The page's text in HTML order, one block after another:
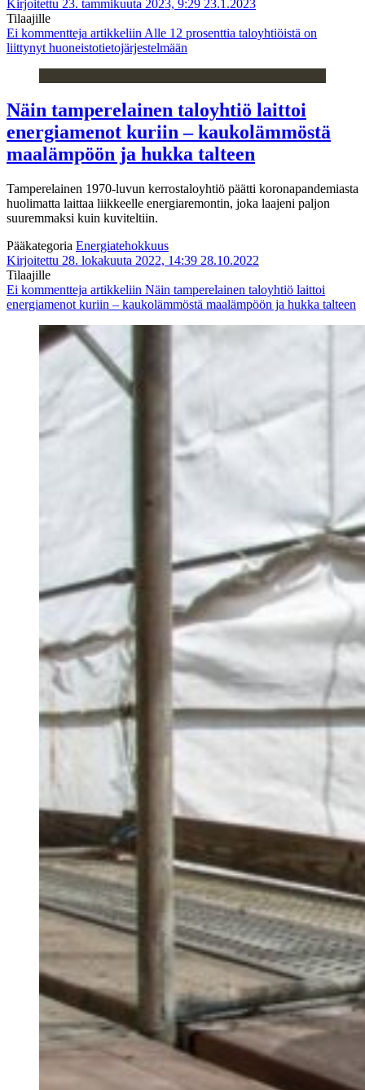
Kirjoitettu 23. tammikuuta 2023, 9:29 23.1.2023
Tilaajille
Ei kommentteja artikkeliin Alle 12 prosenttia taloyhtiöistä on
liittynyt huoneistotietojärjestelmään
Näin tamperelainen taloyhtiö laittoi
energiamenot kuriin – kaukolämmöstä
maalämpöön ja hukka talteen
Tamperelainen 1970-luvun kerrostaloyhtiö päätti koronapandemiasta
huolimatta laittaa liikkeelle energiaremontin, joka laajeni paljon
suuremmaksi kuin kuviteltiin.
Pääkategoria Energiatehokkuus
Kirjoitettu 28. lokakuuta 2022, 14:39 28.10.2022
Tilaajille
Ei kommentteja artikkeliin Näin tamperelainen taloyhtiö laittoi
energiamenot kuriin – kaukolämmöstä maalämpöön ja hukka talteen